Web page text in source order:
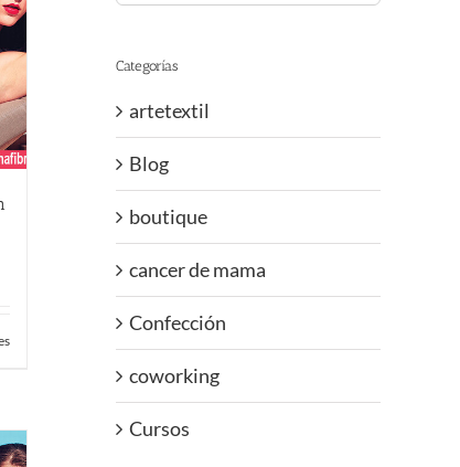
Categorías
artetextil
Blog
boutique
cancer de mama
Confección
coworking
Cursos